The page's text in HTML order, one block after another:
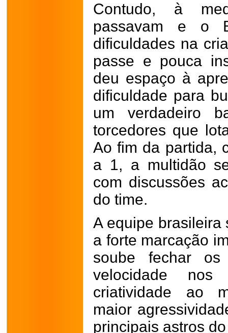
Contudo, à
passavam e o
dificuldades na
passe e pouca
deu espaço à
dificuldade para
um verdadeiro
torcedores que
Ao fim da partida,
a 1, a multidão
com discussões
do time.
A equipe brasileira
a forte marcação
soube fechar
velocidade nos
criatividade ao
maior
principais astros